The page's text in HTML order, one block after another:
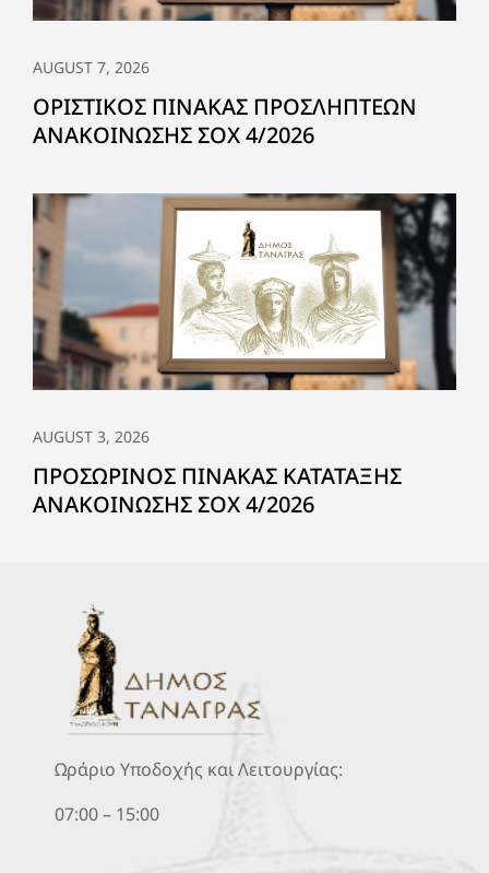
AUGUST 7, 2026
ΟΡΙΣΤΙΚΟΣ ΠΙΝΑΚΑΣ ΠΡΟΣΛΗΠΤΕΩΝ
ΑΝΑΚΟΙΝΩΣΗΣ ΣΟΧ 4/2026
AUGUST 3, 2026
ΠΡΟΣΩΡΙΝΟΣ ΠΙΝΑΚΑΣ ΚΑΤΑΤΑΞΗΣ
ΑΝΑΚΟΙΝΩΣΗΣ ΣΟΧ 4/2026
Ωράριο Υποδοχής και Λειτουργίας:
07:00 – 15:00